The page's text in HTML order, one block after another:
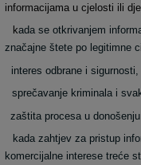
informacijama u cjelosti ili
kada se otkrivanjem
značajne štete po legitimne
interes odbrane i
sprečavanje kriminala i
zaštita procesa u
kada zahtjev za pristup
komercijalne interese treće